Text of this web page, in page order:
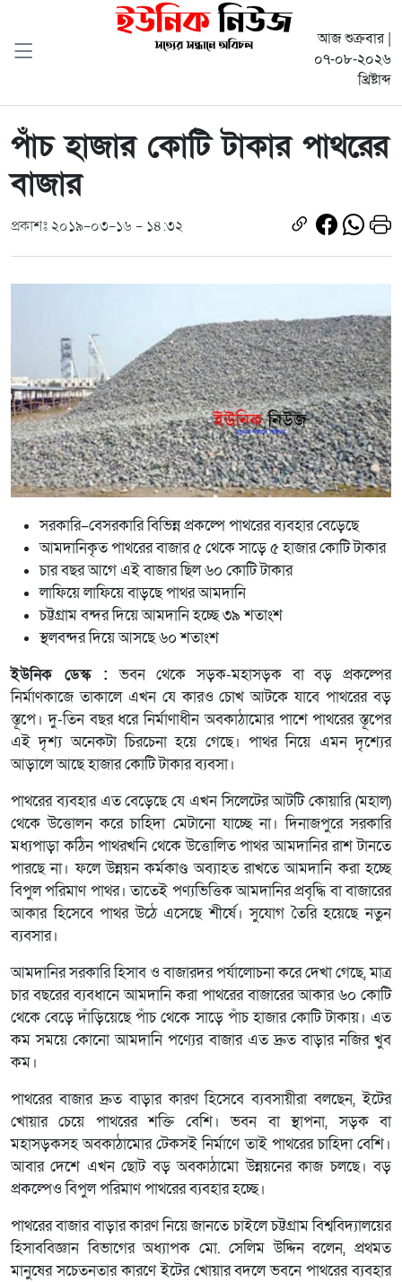
আজ শুক্রবার |
০৭-০৮-২০২৬
খ্রিষ্টাব্দ
পাঁচ হাজার কোটি টাকার পাথরের
বাজার
প্রকাশঃ ২০১৯-০৩-১৬ - ১৪:৩২
সরকারি–বেসরকারি বিভিন্ন প্রকল্পে পাথরের ব্যবহার বেড়েছে
আমদানিকৃত পাথরের বাজার ৫ থেকে সাড়ে ৫ হাজার কোটি টাকার
চার বছর আগে এই বাজার ছিল ৬০ কোটি টাকার
লাফিয়ে লাফিয়ে বাড়ছে পাথর আমদানি
চট্টগ্রাম বন্দর দিয়ে আমদানি হচ্ছে ৩৯ শতাংশ
স্থলবন্দর দিয়ে আসছে ৬০ শতাংশ
ইউনিক ডেস্ক :ভবন থেকে সড়ক-মহাসড়ক বা বড় প্রকল্পের
নির্মাণকাজে তাকালে এখন যে কারও চোখ আটকে যাবে পাথরের বড়
স্তূপে। দু-তিন বছর ধরে নির্মাণাধীন অবকাঠামোর পাশে পাথরের স্তূপের
এই দৃশ্য অনেকটা চিরচেনা হয়ে গেছে। পাথর নিয়ে এমন দৃশ্যের
আড়ালে আছে হাজার কোটি টাকার ব্যবসা।
পাথরের ব্যবহার এত বেড়েছে যে এখন সিলেটের আটটি কোয়ারি (মহাল)
থেকে উত্তোলন করে চাহিদা মেটানো যাচ্ছে না। দিনাজপুরে সরকারি
মধ্যপাড়া কঠিন পাথরখনি থেকে উত্তোলিত পাথর আমদানির রাশ টানতে
পারছে না। ফলে উন্নয়ন কর্মকাণ্ড অব্যাহত রাখতে আমদানি করা হচ্ছে
বিপুল পরিমাণ পাথর। তাতেই পণ্যভিত্তিক আমদানির প্রবৃদ্ধি বা বাজারের
আকার হিসেবে পাথর উঠে এসেছে শীর্ষে। সুযোগ তৈরি হয়েছে নতুন
ব্যবসার।
আমদানির সরকারি হিসাব ও বাজারদর পর্যালোচনা করে দেখা গেছে, মাত্র
চার বছরের ব্যবধানে আমদানি করা পাথরের বাজারের আকার ৬০ কোটি
থেকে বেড়ে দাঁড়িয়েছে পাঁচ থেকে সাড়ে পাঁচ হাজার কোটি টাকায়। এত
কম সময়ে কোনো আমদানি পণ্যের বাজার এত দ্রুত বাড়ার নজির খুব
কম।
পাথরের বাজার দ্রুত বাড়ার কারণ হিসেবে ব্যবসায়ীরা বলছেন, ইটের
খোয়ার চেয়ে পাথরের শক্তি বেশি। ভবন বা স্থাপনা, সড়ক বা
মহাসড়কসহ অবকাঠামোর টেকসই নির্মাণে তাই পাথরের চাহিদা বেশি।
আবার দেশে এখন ছোট বড় অবকাঠামো উন্নয়নের কাজ চলছে। বড়
প্রকল্পেও বিপুল পরিমাণ পাথরের ব্যবহার হচ্ছে।
পাথরের বাজার বাড়ার কারণ নিয়ে জানতে চাইলে চট্টগ্রাম বিশ্ববিদ্যালয়ের
হিসাববিজ্ঞান বিভাগের অধ্যাপক মো. সেলিম উদ্দিন বলেন, প্রথমত
মানুষের সচেতনতার কারণে ইটের খোয়ার বদলে ভবনে পাথরের ব্যবহার